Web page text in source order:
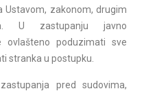
Ustavom, zakonom, drugim
U zastupanju javno
ovlašteno poduzimati sve
stranka u postupku.
pred sudovima,